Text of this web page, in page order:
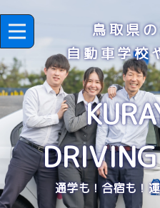
鳥取県
自動車学校
通学も！合宿も！